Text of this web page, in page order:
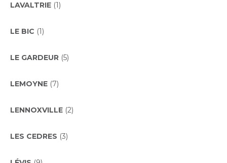
LAVALTRIE (1)
LE BIC (1)
LE GARDEUR (5)
LEMOYNE (7)
LENNOXVILLE (2)
LES CEDRES (3)